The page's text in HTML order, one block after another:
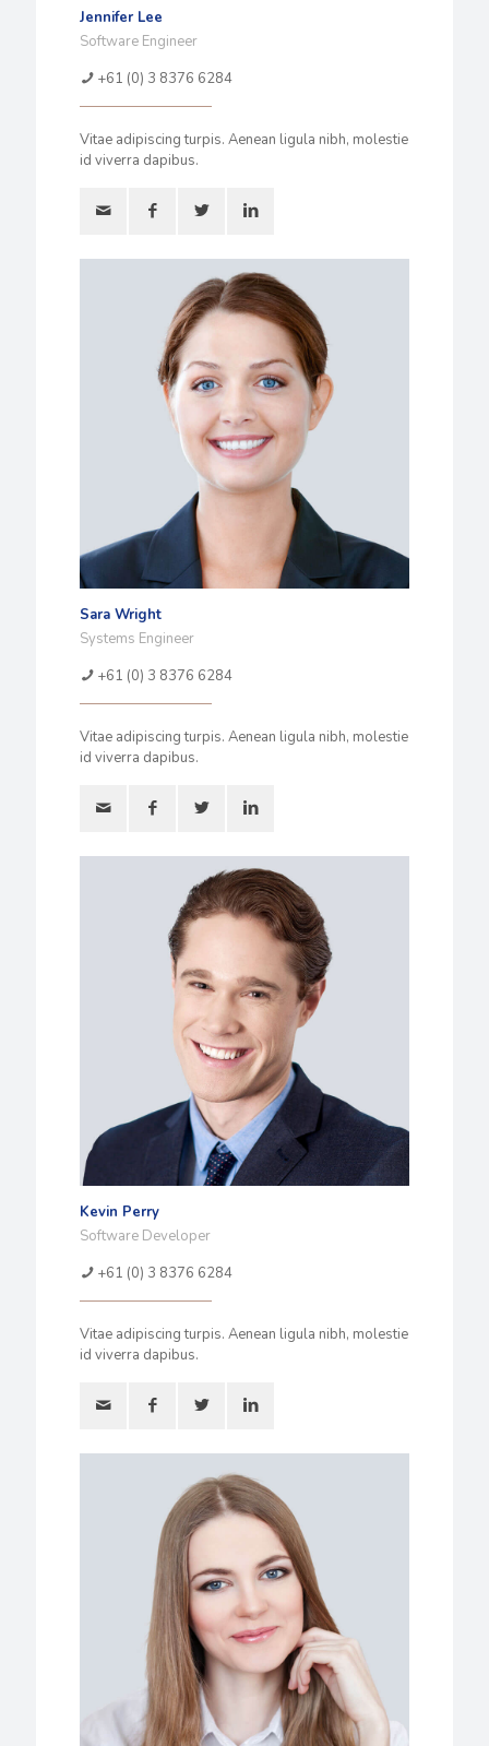
Jennifer Lee
Software Engineer
+61 (0) 3 8376 6284
Vitae adipiscing turpis. Aenean ligula nibh, molestie
id viverra dapibus.
Sara Wright
Systems Engineer
+61 (0) 3 8376 6284
Vitae adipiscing turpis. Aenean ligula nibh, molestie
id viverra dapibus.
Kevin Perry
Software Developer
+61 (0) 3 8376 6284
Vitae adipiscing turpis. Aenean ligula nibh, molestie
id viverra dapibus.